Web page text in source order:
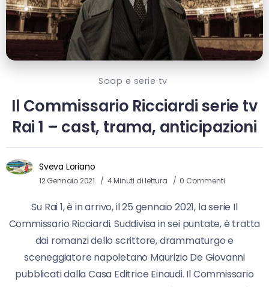
Soap e serie tv
Il Commissario Ricciardi serie tv
Rai 1 – cast, trama, anticipazioni
Sveva Loriano
12 Gennaio 2021 4 Minuti di lettura 0 Commenti
Su Rai 1, è in arrivo, il 25 gennaio 2021, la serie Il
Commissario Ricciardi. Suddivisa in sei puntate, è tratta
dai romanzi dello scrittore, drammaturgo e
sceneggiatore napoletano Maurizio De Giovanni
pubblicati dalla Casa Editrice Einaudi. Il Commissario